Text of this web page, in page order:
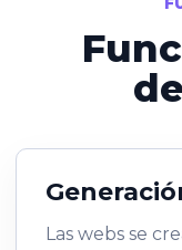
Las webs se